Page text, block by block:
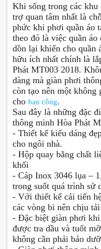
Khi sống trong các khu
trợ quan tâm nhất là
phức khi phơi quần áo
theo đó là việc quần
dồn lại khiến cho quần
hữu ích nhất chính là
Phát MT003 2018.
dàng mà giàn phơi
còn tạo nên một không
cho ban công.
Sau đây là những đặc
thông minh Hòa Phát
- Thiết kế kiểu dáng
cho ngôi nhà.
- Hộp quay bằng chất
khối
- Cáp Inox 3046 lụa –
trong suốt quá trình sử
- Với thiết kế cải tiến
các vòng bi nên chịu
- Đặc biệt giàn phơi khi
được tra dầu và tuốt
không cần phải bảo